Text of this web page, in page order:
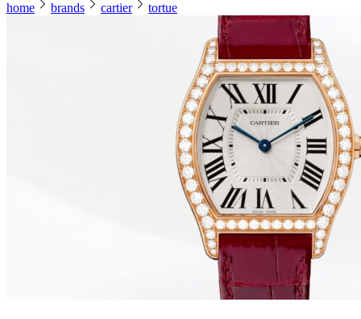
home brands cartier tortue